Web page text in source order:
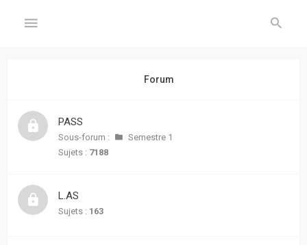
Inscription
FORUM
Forum
PASS
Sous-forum :
Semestre 1
Sujets : 7188
L.AS
Sujets : 163